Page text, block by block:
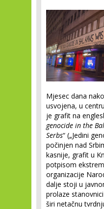
Mjesec dana
usvojena, u
je grafit na
genocide in the
Serbs“ („Jedini
počinjen nad
kasnije, grafit u
potpisom
organizacije
dalje stoji u
prolaze
širi netačnu